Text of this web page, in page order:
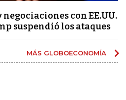
con EE.UU.
suspendió los ataques
MÁS GLOBOECONOMÍA